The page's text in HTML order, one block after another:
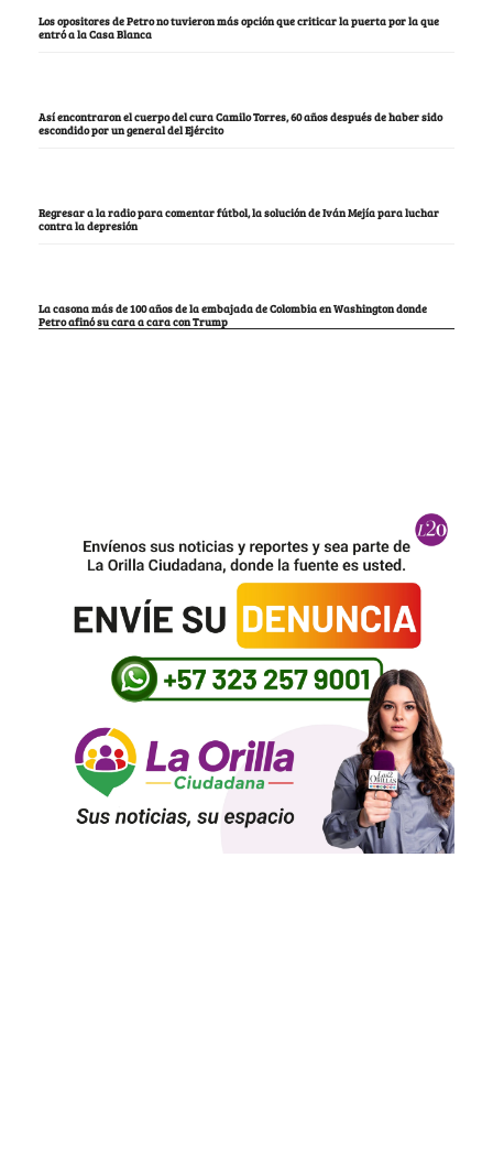
Los opositores de Petro no tuvieron más opción que criticar la puerta por la que
entró a la Casa Blanca
Así encontraron el cuerpo del cura Camilo Torres, 60 años después de haber sido
escondido por un general del Ejército
Regresar a la radio para comentar fútbol, la solución de Iván Mejía para luchar
contra la depresión
La casona más de 100 años de la embajada de Colombia en Washington donde
Petro afinó su cara a cara con Trump